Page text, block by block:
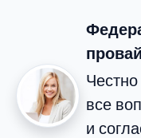
все
и